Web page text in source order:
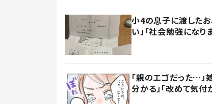
小4の息子に渡した
い」「社会勉強になり
「親のエゴだった…
分かる」「改めて気付